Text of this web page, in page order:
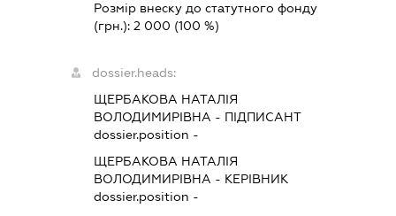
Розмір внеску до статутного фонду
(грн.):2 000 (100 %)
dossier.heads:
ЩЕРБАКОВА НАТАЛІЯ
ВОЛОДИМИРІВНА - ПІДПИСАНТ
dossier.position -
ЩЕРБАКОВА НАТАЛІЯ
ВОЛОДИМИРІВНА - КЕРІВНИК
dossier.position -